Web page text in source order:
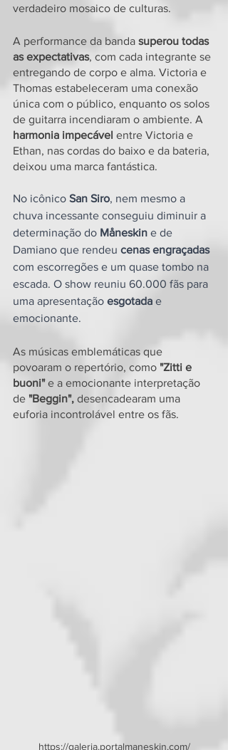
verdadeiro mosaico de culturas.
A performance da banda superou todas
as expectativas, com cada integrante se
entregando de corpo e alma. Victoria e
Thomas estabeleceram uma conexão
única com o público, enquanto os solos
de guitarra incendiaram o ambiente. A
harmonia impecável entre Victoria e
Ethan, nas cordas do baixo e da bateria,
deixou uma marca fantástica.
No icônico San Siro, nem mesmo a
chuva incessante conseguiu diminuir a
determinação do Måneskin e de
Damiano que rendeu cenas engraçadas
com escorregões e um quase tombo na
escada. O show reuniu 60.000 fãs para
uma apresentação esgotada e
emocionante.
As músicas emblemáticas que
povoaram o repertório, como "Zitti e
buoni" e a emocionante interpretação
de "Beggin", desencadearam uma
euforia incontrolável entre os fãs.
https://galeria.portalmaneskin.com/